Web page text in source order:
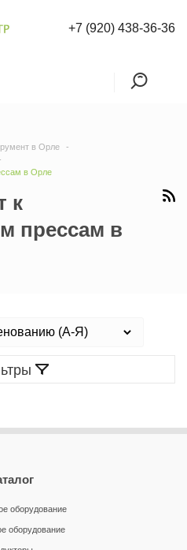
+7 (920) 438-36-36
в Орле
в Орле
к
прессам в
оборудование
оборудование